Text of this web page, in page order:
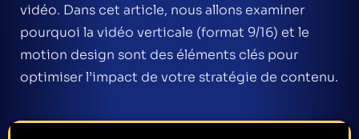
vidéo. Dans cet article, nous allons examiner
pourquoi la vidéo verticale (format 9/16) et le
motion design sont des éléments clés pour
optimiser l’impact de votre stratégie de contenu.